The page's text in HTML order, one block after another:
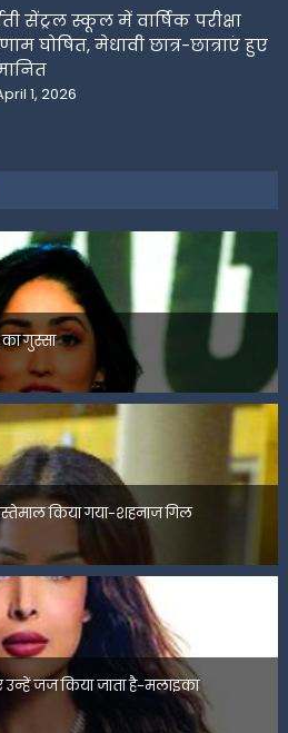
सेंट्रल स्कूल में वार्षिक परीक्षा
घोषित, मेधावी छात्र-छात्राएं हुए
1, 2026
गुस्सा
किया गया-शहनाज गिल
जज किया जाता है-मलाइका